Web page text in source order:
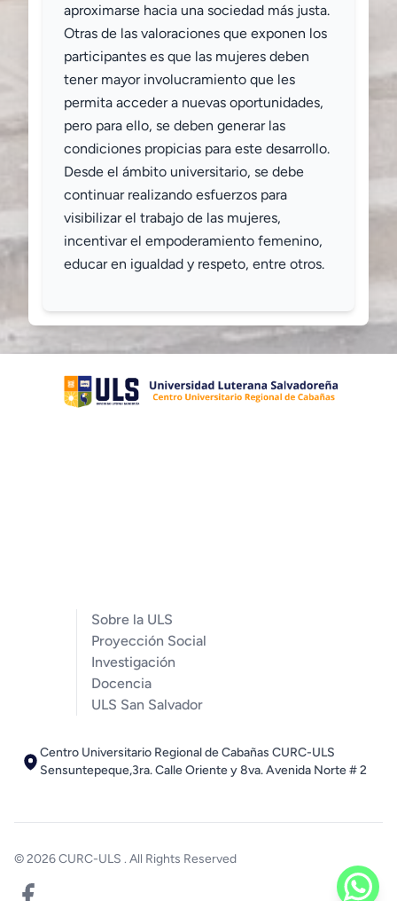
aproximarse hacia una sociedad más justa.
Otras de las valoraciones que exponen los
participantes es que las mujeres deben
tener mayor involucramiento que les
permita acceder a nuevas oportunidades,
pero para ello, se deben generar las
condiciones propicias para este desarrollo.
Desde el ámbito universitario, se debe
continuar realizando esfuerzos para
visibilizar el trabajo de las mujeres,
incentivar el empoderamiento femenino,
educar en igualdad y respeto, entre otros.
Sobre la ULS
Proyección Social
Investigación
Docencia
ULS San Salvador
Centro Universitario Regional de Cabañas CURC-ULS
Sensuntepeque,3ra. Calle Oriente y 8va. Avenida Norte # 2
© 2026CURC-ULS . All Rights Reserved